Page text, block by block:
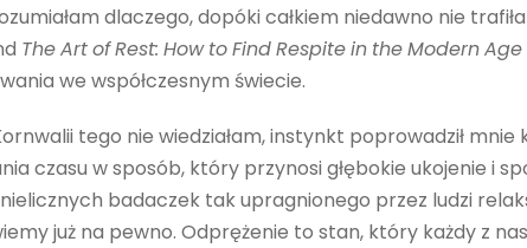
dlaczego, dopóki całkiem niedawno nie
TheArtofRest: How toFindRespitein theModernAge
we współczes­nym świecie.
tego nie wiedziałam, instynkt poprowadził mnie
czasu w sposób, który przynosi głębokie ukojenie i
badaczek tak upragnionego przez ludzi
już na pewno. Odprężenie to stan, który każdy z